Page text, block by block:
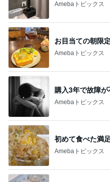
Amebaトピックス
お目当ての朝限
Amebaトピックス
購入3年で故障
Amebaトピックス
初めて食べた満
Amebaトピックス